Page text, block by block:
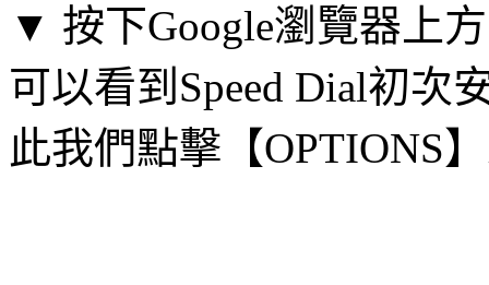
▼ 按下Google瀏覽器上
可以看到Speed Dial初次
此我們點擊【OPTIONS